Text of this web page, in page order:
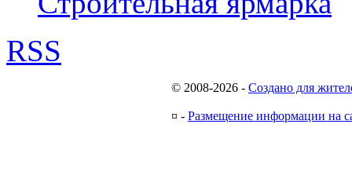
RSS
© 2008-2026 - Создано для
¤ - Размещение информации на